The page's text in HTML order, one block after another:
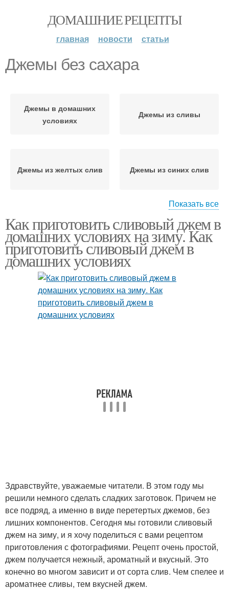
ДОМАШНИЕ РЕЦЕПТЫ
главная новости статьи
Джемы без сахара
Джемы в домашних
условиях
Джемы из сливы
Джемы из желтых слив Джемы из синих слив
Джемы с корицей Джемы с пектином
Показать все
Как приготовить сливовый джем в
домашних условиях на зиму. Как
приготовить сливовый джем в
домашних условиях
Здравствуйте, уважаемые читатели. В этом году мы
решили немного сделать сладких заготовок. Причем не
все подряд, а именно в виде перетертых джемов, без
лишних компонентов. Сегодня мы готовили сливовый
джем на зиму, и я хочу поделиться с вами рецептом
приготовления с фотографиями. Рецепт очень простой,
джем получается нежный, ароматный и вкусный. Это
конечно во многом зависит и от сорта слив. Чем спелее и
ароматнее сливы, тем вкусней джем.